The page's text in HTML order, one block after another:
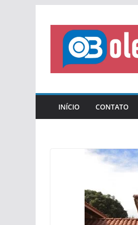
para
conteúdo
INÍCIO CONTATO